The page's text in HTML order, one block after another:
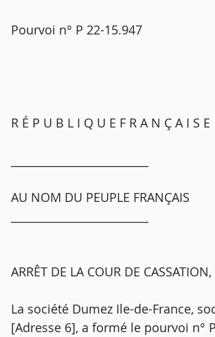
Pourvoi n° P 22-15.947
R É P U B L I Q U E F R A N Ç A I S E
AU NOM DU PEUPLE FRANÇAIS
ARRÊT DE LA COUR DE
La société Dumez Ile-de-France,
[Adresse 6], a formé le pourvoi n°